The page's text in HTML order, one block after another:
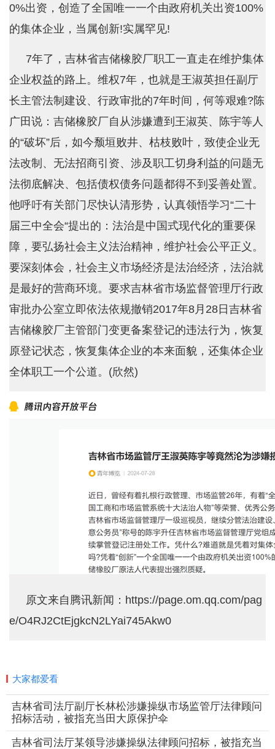
0%出资，创造了全国唯一一个由政府机关出资100%
的集体企业，当属创新!实属罕见!
7年了，吉林省吉储橡胶厂职工一直走在维护集体
企业权益的路上。维权7年，也就是王淑英担任副厅
长主管法制建设、行政审批的7年时间，何等艰难?陈
广田说：吉储橡胶厂自从涉嫌遭到王淑英、陈宇等人
的“破坏”后，如今颓垣败井、枯枝败叶，致使企业无
法改制、无法招商引资、涉及职工切身利益的问题无
法彻底解决、包括债权债务问题都得不到妥善处置。
他呼吁有关部门尽快认清形势，认真领悟学习“二十
届三中全会“提出的：法治是中国式现代化的重要保
障，要弘扬社会主义法治精神，维护社会公平正义。
要深刻体会，社会主义市场经济是法治经济，法治就
是最好的营商环境。要求吉林省市场监督管理厅行政
审批办公室立即依法依规撤销2017年8月28日吉林省
吉储橡胶厂主管部门变更备案登记的违法行为，恢复
原登记状态，恢复集体企业的本来面貌，还集体企业
全体职工一个公道。(欣然)
原文来自腾讯新闻：https://page.om.qq.com/pag
e/O4RJ2CtEjgkcN2LYai745Akw0
大家都爱看
吉林省司法厅副厅长林松涉嫌操纵市场监管厅法律顾问
招标活动，被指充当田大原保护伞
吉林省司法厅某领导涉嫌操纵法律顾问招标，被指充当